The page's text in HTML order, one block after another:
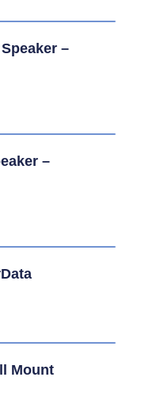
–
–
Mount